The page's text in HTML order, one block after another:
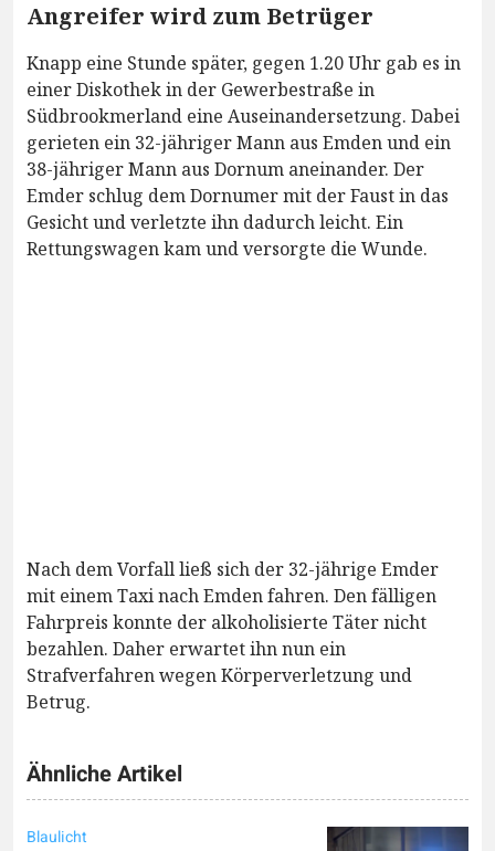
Angreifer wird zum Betrüger
Knapp eine Stunde später, gegen 1.20 Uhr gab es in
einer Diskothek in der Gewerbestraße in
Südbrookmerland eine Auseinandersetzung. Dabei
gerieten ein 32-jähriger Mann aus Emden und ein
38-jähriger Mann aus Dornum aneinander. Der
Emder schlug dem Dornumer mit der Faust in das
Gesicht und verletzte ihn dadurch leicht. Ein
Rettungswagen kam und versorgte die Wunde.
Nach dem Vorfall ließ sich der 32-jährige Emder
mit einem Taxi nach Emden fahren. Den fälligen
Fahrpreis konnte der alkoholisierte Täter nicht
bezahlen. Daher erwartet ihn nun ein
Strafverfahren wegen Körperverletzung und
Betrug.
Ähnliche Artikel
Blaulicht